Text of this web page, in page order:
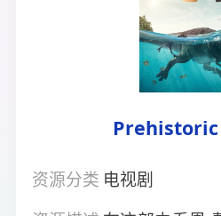
资源分类 电视剧